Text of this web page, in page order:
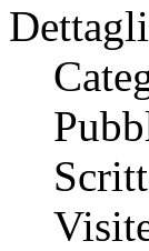
Dettagli